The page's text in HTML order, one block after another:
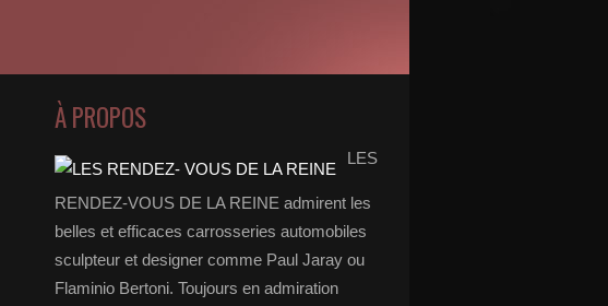
À PROPOS
LES
RENDEZ-VOUS DE LA REINE admirent les
belles et efficaces carrosseries automobiles
sculpteur et designer comme Paul Jaray ou
Flaminio Bertoni. Toujours en admiration